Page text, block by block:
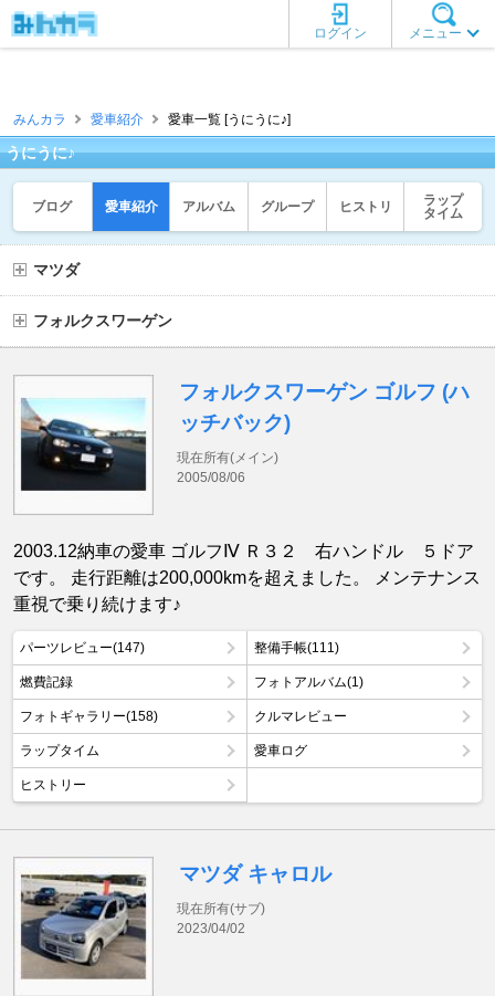
メニュー
ログイン
みんカラ 愛車紹介 愛車一覧 [うにうに♪]
うにうに♪
ブログ 愛車紹介 アルバム グループ ヒストリ
ラップ
タイム
マツダ
フォルクスワーゲン
フォルクスワーゲン ゴルフ (ハ
ッチバック)
現在所有(メイン)
2005/08/06
2003.12納車の愛車 ゴルフⅣ Ｒ３２ 右ハンドル ５ドア
です。 走行距離は200,000kmを超えました。 メンテナンス
重視で乗り続けます♪
パーツレビュー(147) 整備手帳(111)
燃費記録 フォトアルバム(1)
フォトギャラリー(158) クルマレビュー
ラップタイム 愛車ログ
ヒストリー
マツダ キャロル
現在所有(サブ)
2023/04/02